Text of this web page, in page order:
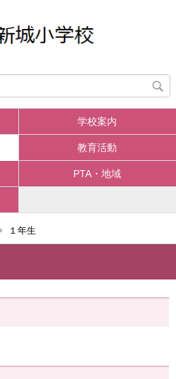
学校案内
教育活動
PTA・地域
１年生